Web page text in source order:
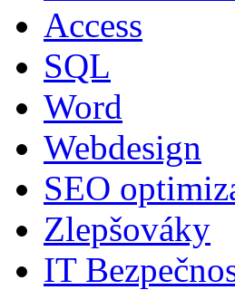
Access
SQL
Word
Webdesign
SEO
Zlepšováky
IT